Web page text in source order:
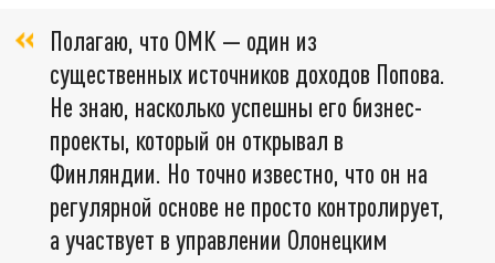
Полагаю, что ОМК — один из
существенных источников доходов Попова.
Не знаю, насколько успешны его бизнес-
проекты, который он открывал в
Финляндии. Но точно известно, что он на
регулярной основе не просто контролирует,
а участвует в управлении Олонецким